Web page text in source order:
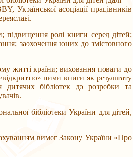
Української асоціації працівників
ролі книги серед дітей;
заохочення юних до змістовного
житті країни; виховання поваги до
ними книги як результату
бібліотек до розробки та
бібліотеки України для дітей,
вимог Закону України «Про